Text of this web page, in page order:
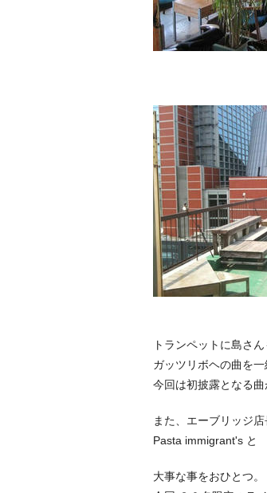
トランペットに島さ
ガッツリボヘの曲を
今回は初披露となる
また、エーブリッジ
Pasta immigrant's と
大事な事をおひとつ。